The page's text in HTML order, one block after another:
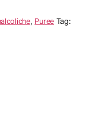
, Puree Tag: